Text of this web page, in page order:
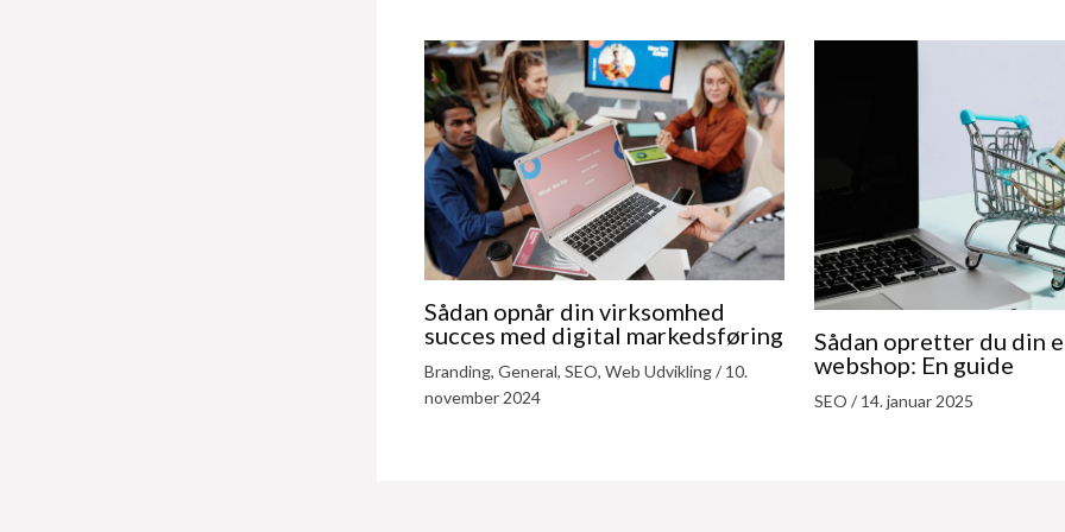
Sådan opnår din virksomhed
succes med digital markedsføring
Branding, General, SEO, Web Udvikling/ 10.
november 2024
Sådan opretter du din
webshop: En guide
SEO / 14. januar 2025